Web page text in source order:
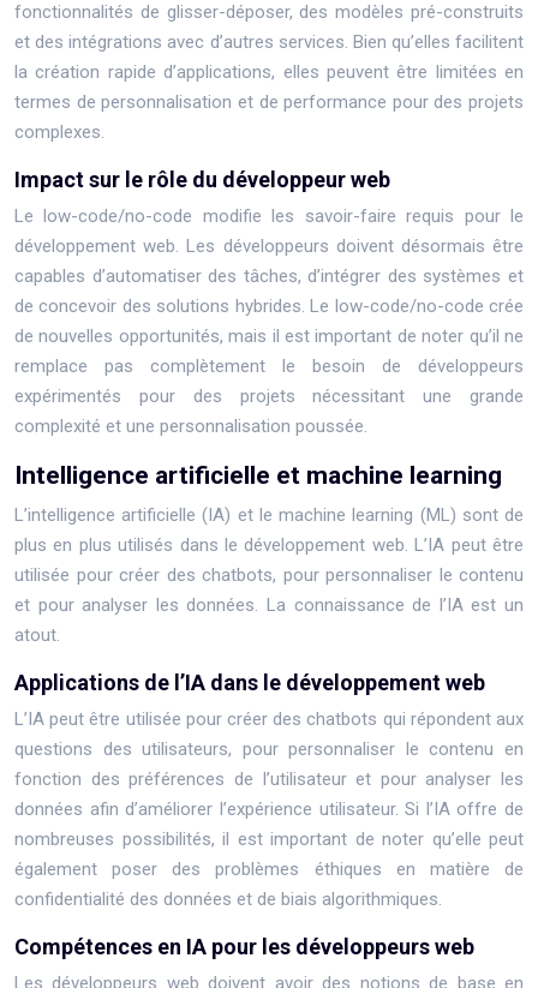
fonctionnalités de glisser-déposer, des modèles pré-construits
et des intégrations avec d’autres services. Bien qu’elles facilitent
la création rapide d’applications, elles peuvent être limitées en
termes de personnalisation et de performance pour des projets
complexes.
Impact sur le rôle du développeur web
Le low-code/no-code modifie les savoir-faire requis pour le
développement web. Les développeurs doivent désormais être
capables d’automatiser des tâches, d’intégrer des systèmes et
de concevoir des solutions hybrides. Le low-code/no-code crée
de nouvelles opportunités, mais il est important de noter qu’il ne
remplace pas complètement le besoin de développeurs
expérimentés pour des projets nécessitant une grande
complexité et une personnalisation poussée.
Intelligence artificielle et machine learning
L’intelligence artificielle (IA) et le machine learning (ML) sont de
plus en plus utilisés dans le développement web. L’IA peut être
utilisée pour créer des chatbots, pour personnaliser le contenu
et pour analyser les données. La connaissance de l’IA est un
atout.
Applications de l’IA dans le développement web
L’IA peut être utilisée pour créer des chatbots qui répondent aux
questions des utilisateurs, pour personnaliser le contenu en
fonction des préférences de l’utilisateur et pour analyser les
données afin d’améliorer l’expérience utilisateur. Si l’IA offre de
nombreuses possibilités, il est important de noter qu’elle peut
également poser des problèmes éthiques en matière de
confidentialité des données et de biais algorithmiques.
Compétences en IA pour les développeurs web
Les développeurs web doivent avoir des notions de base en